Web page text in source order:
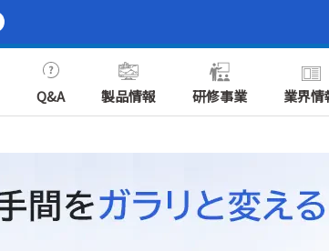
Q&A 製品情報 研修事業 業界情